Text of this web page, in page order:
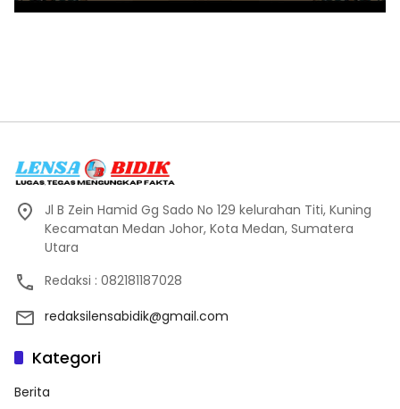
Jl B Zein Hamid Gg Sado No 129 kelurahan Titi, Kuning
Kecamatan Medan Johor, Kota Medan, Sumatera
Utara
Redaksi : 082181187028
redaksilensabidik@gmail.com
Kategori
Berita